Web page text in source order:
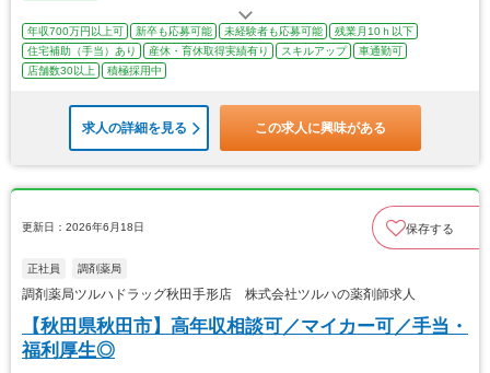
年収700万円以上可 新卒も応募可能 未経験者も応募可能
残業月10ｈ以下
住宅補助（手当）あり
産休・育休取得実績有り スキルアップ
車通勤可
店舗数30以上
積極採用中
求人の詳細を見る この求人に興味がある
更新日：2026年6月18日 保存する
正社員 調剤薬局
調剤薬局ツルハドラッグ秋田手形店 株式会社ツルハの薬剤師求人
【秋田県秋田市】高年収相談可／マイカー可／手当・
福利厚生◎